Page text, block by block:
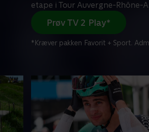
etape i Tour Auvergne-Rhône-
Prøv TV 2 Play*
*Kræver pakken Favorit + Sport.